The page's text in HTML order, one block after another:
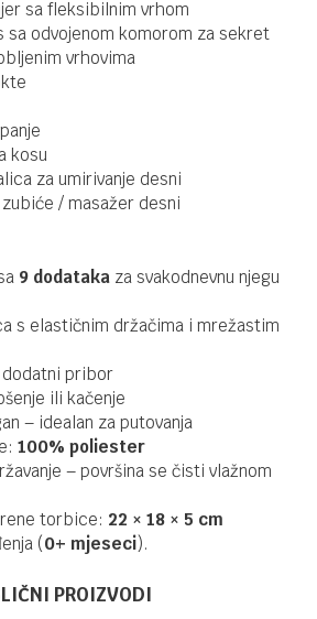
sa fleksibilnim vrhom
sa odvojenom komorom za sekret
vrhovima
kosu
za umirivanje desni
/ masažer desni
9 dodataka za svakodnevnu njegu
s elastičnim držačima i mrežastim
dodatni pribor
ili kačenje
– idealan za putovanja
100% poliester
– površina se čisti vlažnom
torbice: 22 × 18 × 5 cm
(0+ mjeseci).
i makaze i setovi
PROIZVODI